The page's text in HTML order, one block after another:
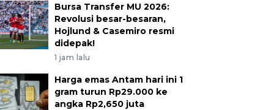
Bursa Transfer MU 2026:
Revolusi besar-besaran,
Hojlund & Casemiro resmi
didepak!
1 jam lalu
Harga emas Antam hari ini 1
gram turun Rp29.000 ke
angka Rp2,650 juta